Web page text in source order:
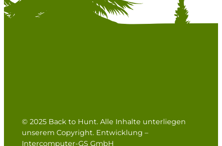
© 2025 Back to Hunt. Alle Inhalte unterliegen
unserem Copyright. Entwicklung –
Intercomputer-GS GmbH